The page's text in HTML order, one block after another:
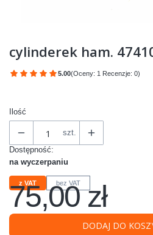
cylinderek ham.
5.00(Oceny: 1 Recenzje: 0)
Przejdź do sekcji Opinie
Ilość
szt.
Dostępność:
na wyczerpaniu
z VAT bez VAT
Cena
75,00 zł
DODAJ DO